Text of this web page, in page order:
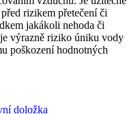
rizikem přetečení či
jakákoli nehoda či
výrazně riziko úniku vody
poškození hodnotných
doložka